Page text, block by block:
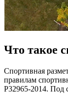
Что такое
Спортивная
правилам
Р32965-2014. Под